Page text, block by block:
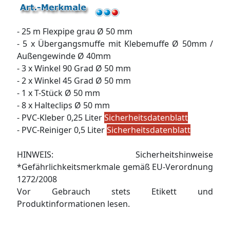
- 25 m Flexpipe grau Ø 50 mm
- 5 x Übergangsmuffe mit Klebemuffe Ø 50mm /
Außengewinde Ø 40mm
- 3 x Winkel 90 Grad Ø 50 mm
- 2 x Winkel 45 Grad Ø 50 mm
- 1 x T-Stück Ø 50 mm
- 8 x Halteclips Ø 50 mm
- PVC-Kleber 0,25 LiterSicherheitsdatenblatt
- PVC-Reiniger 0,5 LiterSicherheitsdatenblatt
HINWEIS: Sicherheitshinweise
*Gefährlichkeitsmerkmale gemäß EU-Verordnung
1272/2008
Vor Gebrauch stets Etikett und
Produktinformationen lesen.